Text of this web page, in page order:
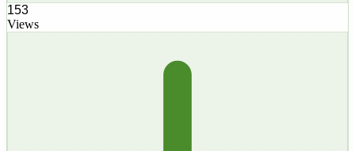
153
Views